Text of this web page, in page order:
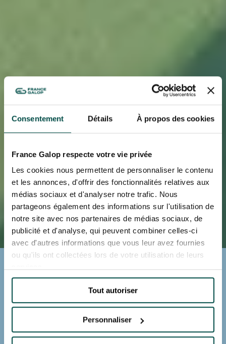
Consentement Détails À propos des cookies
France Galop respecte votre vie privée
Les cookies nous permettent de personnaliser le contenu
et les annonces, d'offrir des fonctionnalités relatives aux
médias sociaux et d'analyser notre trafic. Nous
partageons également des informations sur l'utilisation de
notre site avec nos partenaires de médias sociaux, de
publicité et d'analyse, qui peuvent combiner celles-ci
avec d'autres informations que vous leur avez fournies
ou qu'ils ont collectées lors de votre utilisation de leurs
Tout autoriser
Personnaliser
LE DÉFI DES HARAS - GRAND
STEEPLE-CHASE DE PARIS
Rendez-vous en mai 2027
Hippodrome d’AUTEUIL
ALERTE BILLETTERIE